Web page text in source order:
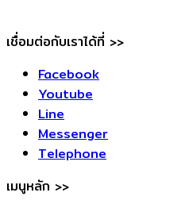
เชื่อมต่อกับเราได้ที่ >>
Facebook
Youtube
Line
Messenger
Telephone
เมนูหลัก >>